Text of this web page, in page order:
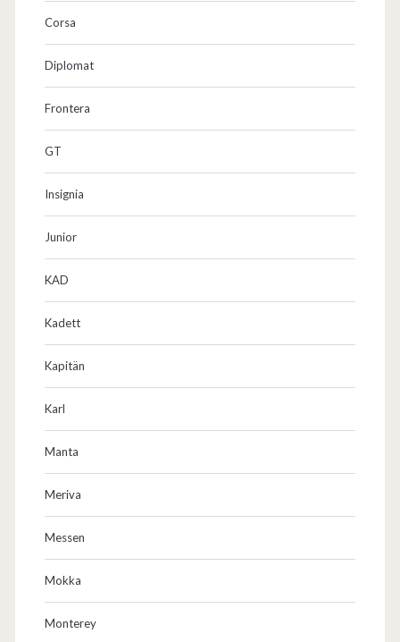
Corsa
Diplomat
Frontera
GT
Insignia
Junior
KAD
Kadett
Kapitän
Karl
Manta
Meriva
Messen
Mokka
Monterey